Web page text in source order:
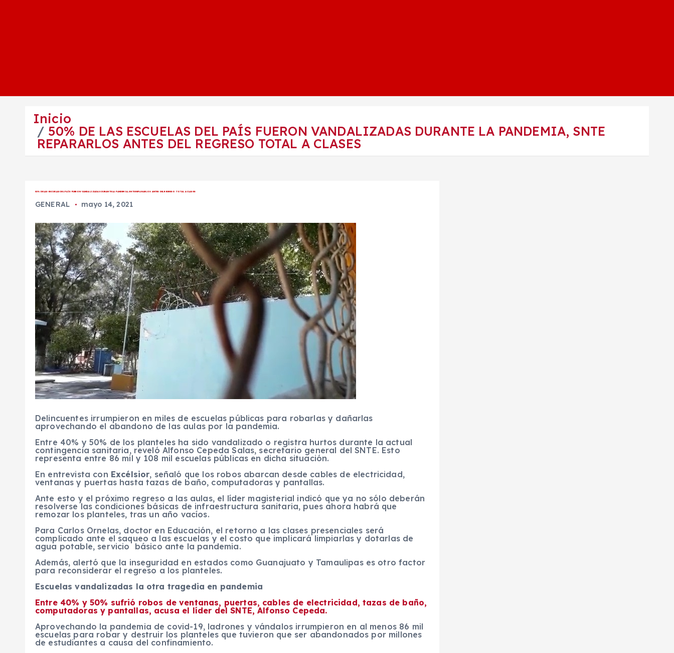
Inicio
50% DE LAS ESCUELAS DEL PAÍS FUERON VANDALIZADAS DURANTE LA PANDEMIA, SNTE
REPARARLOS ANTES DEL REGRESO TOTAL A CLASES
50% DE LAS ESCUELAS DEL PAÍS FUERON VANDALIZADAS DURANTE LA PANDEMIA, SNTE REPARARLOS ANTES DEL REGRESO TOTAL A CLASES
GENERAL mayo 14, 2021
Delincuentes irrumpieron en miles de escuelas públicas para robarlas y dañarlas
aprovechando el abandono de las aulas por la pandemia.
Entre 40% y 50% de los planteles ha sido vandalizado o registra hurtos durante la actual
contingencia sanitaria, reveló Alfonso Cepeda Salas, secretario general del SNTE. Esto
representa entre 86 mil y 108 mil escuelas públicas en dicha situación.
En entrevista con Excélsior, señaló que los robos abarcan desde cables de electricidad,
ventanas y puertas hasta tazas de baño, computadoras y pantallas.
Ante esto y el próximo regreso a las aulas, el líder magisterial indicó que ya no sólo deberán
resolverse las condiciones básicas de infraestructura sanitaria, pues ahora habrá que
remozar los planteles, tras un año vacíos.
Para Carlos Ornelas, doctor en Educación, el retorno a las clases presenciales será
complicado ante el saqueo a las escuelas y el costo que implicará limpiarlas y dotarlas de
agua potable, servicio básico ante la pandemia.
Además, alertó que la inseguridad en estados como Guanajuato y Tamaulipas es otro factor
para reconsiderar el regreso a los planteles.
Escuelas vandalizadas la otra tragedia en pandemia
Entre 40% y 50% sufrió robos de ventanas, puertas, cables de electricidad, tazas de baño,
computadoras y pantallas, acusa el líder del SNTE, Alfonso Cepeda.
Aprovechando la pandemia de covid-19, ladrones y vándalos irrumpieron en al menos 86 mil
escuelas para robar y destruir los planteles que tuvieron que ser abandonados por millones
de estudiantes a causa del confinamiento.